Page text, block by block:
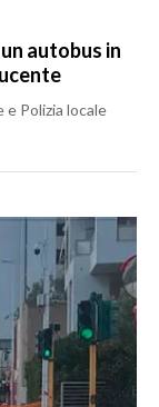
autobus in
e Polizia locale